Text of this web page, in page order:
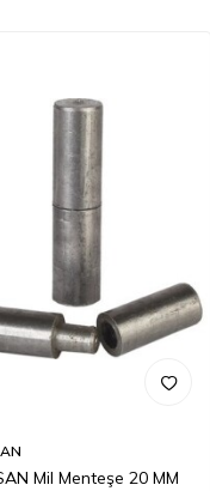
Mil Menteşe 20 MM